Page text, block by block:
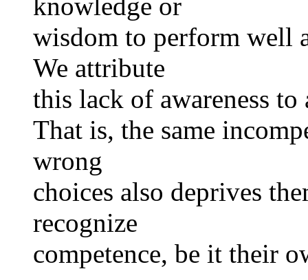
wisdom to perform well
We attribute
this lack of awareness
That is, the same
wrong
choices also deprives
recognize
competence, be it their